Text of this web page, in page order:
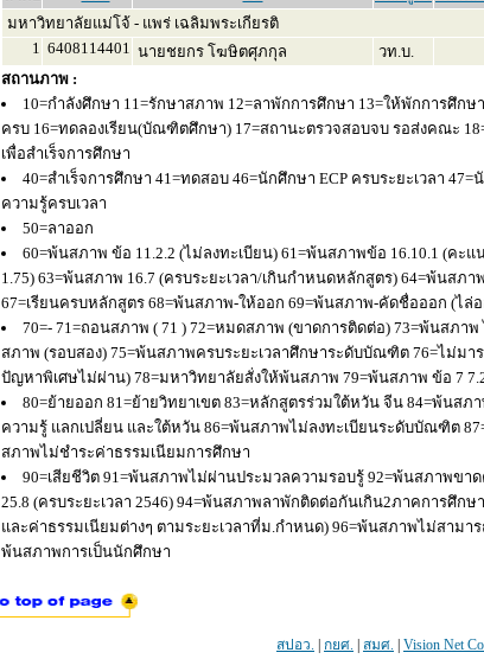
มหาวิทยาลัยแม่โจ้ - แพร่ เฉลิมพระเกียรติ
1 6408114401 นายชยกร โฆษิตศุภกุล วท.บ.
สถานภาพ :
10=กำลังศึกษา 11=รักษาสภาพ 12=ลาพักการศึกษา 13=ให้พักการศึก
ครบ 16=ทดลองเรียน(บัณฑิตศึกษา) 17=สถานะตรวจสอบจบ รอส่งคณะ
เพื่อสำเร็จการศึกษา
40=สำเร็จการศึกษา 41=ทดสอบ 46=นักศึกษา ECP ครบระยะเวลา
ความรู้ครบเวลา
50=ลาออก
60=พ้นสภาพ ข้อ 11.2.2 (ไม่ลงทะเบียน) 61=พ้นสภาพข้อ 16.10.1 (คะ
1.75) 63=พ้นสภาพ 16.7 (ครบระยะเวลา/เกินกำหนดหลักสูตร) 64=พ้นสภ
67=เรียนครบหลักสูตร 68=พ้นสภาพ-ให้ออก 69=พ้นสภาพ-คัดชื่อออก (ไล่
70=- 71=ถอนสภาพ ( 71 ) 72=หมดสภาพ (ขาดการติดต่อ) 73=พ้นสภ
สภาพ (รอบสอง) 75=พ้นสภาพครบระยะเวลาศึกษาระดับบัณฑิต 76=ไม่
ปัญหาพิเศษไม่ผ่าน) 78=มหาวิทยาลัยสั่งให้พ้นสภาพ 79=พ้นสภาพ ข้อ 7
80=ย้ายออก 81=ย้ายวิทยาเขต 83=หลักสูตรร่วมใต้หวัน จีน 84=พ้นส
ความรู้ แลกเปลี่ยน และใต้หวัน 86=พ้นสภาพไม่ลงทะเบียนระดับบัณฑิต
สภาพไม่ชำระค่าธรรมเนียมการศึกษา
90=เสียชีวิต 91=พ้นสภาพไม่ผ่านประมวลความรอบรู้ 92=พ้นสภาพข
25.8 (ครบระยะเวลา 2546) 94=พ้นสภาพลาพักติดต่อกันเกิน2ภาคการศึก
และค่าธรรมเนียมต่างๆ ตามระยะเวลาที่ม.กำหนด) 96=พ้นสภาพไม่สามา
พ้นสภาพการเป็นนักศึกษา
สปอว. กยศ. สมศ. Vision Net